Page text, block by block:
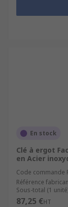
En stock
Clé à ergot
en Acier
Code commande
Référence
Sous-total (1
87,25 €HT